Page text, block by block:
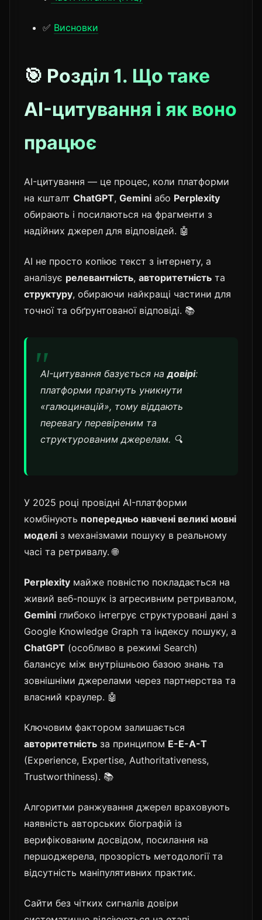
✅ Висновки
🎯 Розділ 1. Що таке
AI-цитування і як воно
працює
AI-цитування — це процес, коли платформи
на кшталт ChatGPT, Gemini або Perplexity
обирають і посилаються на фрагменти з
надійних джерел для відповідей. 🤖
AI не просто копіює текст з інтернету, а
аналізує релевантність, авторитетність та
структуру, обираючи найкращі частини для
точної та обґрунтованої відповіді. 📚
AI-цитування базується надовірі:
платформи прагнуть уникнути
«галюцинацій», тому віддають
перевагу перевіреним та
структурованим джерелам. 🔍
У 2025 році провідні AI-платформи
комбінують попередньо навчені великі мовні
моделі з механізмами пошуку в реальному
часі та ретривалу. 🌐
Perplexity майже повністю покладається на
живий веб-пошук із агресивним ретривалом,
Gemini глибоко інтегрує структуровані дані з
Google Knowledge Graph та індексу пошуку, а
ChatGPT (особливо в режимі Search)
балансує між внутрішньою базою знань та
зовнішніми джерелами через партнерства та
власний краулер. 🤖
Ключовим фактором залишається
авторитетність за принципом E-E-A-T
(Experience, Expertise, Authoritativeness,
Trustworthiness). 📚
Алгоритми ранжування джерел враховують
наявність авторських біографій із
верифікованим досвідом, посилання на
першоджерела, прозорість методології та
відсутність маніпулятивних практик.
Сайти без чітких сигналів довіри